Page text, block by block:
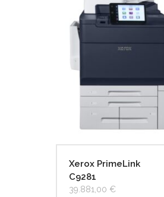
Xerox PrimeLink
C9281
39.881,00 €